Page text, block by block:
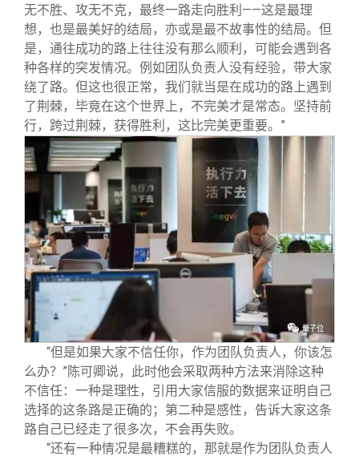
无不胜、攻无不克，最终一路走向胜利——这是最理
想，也是最美好的结局，亦或是最不故事性的结局。但
是，通往成功的路上往往没有那么顺利，可能会遇到各
种各样的突发情况。例如团队负责人没有经验，带大家
绕了路。但这也很正常，我们就当是在成功的路上遇到
了荆棘，毕竟在这个世界上，不完美才是常态。坚持前
行，跨过荆棘，获得胜利，这比完美更重要。”
“但是如果大家不信任你，作为团队负责人，你该怎
么办？”陈可卿说，此时他会采取两种方法来消除这种
不信任：一种是理性，引用大家信服的数据来证明自己
选择的这条路是正确的；第二种是感性，告诉大家这条
路自己已经走了很多次，不会再失败。
“还有一种情况是最糟糕的，那就是作为团队负责人